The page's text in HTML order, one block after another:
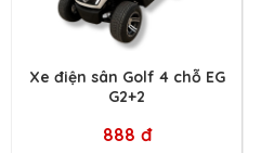
Xe điện sân Golf 4 chỗ EG
G2+2
888 đ